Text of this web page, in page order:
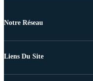
Notre Réseau
Liens Du Site